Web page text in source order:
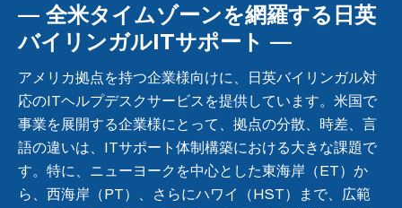
― 全米タイムゾーンを網羅する日英
バイリンガルITサポート ―
アメリカ拠点を持つ企業様向けに、日英バイリンガル対
応のITヘルプデスクサービスを提供しています。米国で
事業を展開する企業様にとって、拠点の分散、時差、言
語の違いは、ITサポート体制構築における大きな課題で
す。特に、ニューヨークを中心とした東海岸（ET）か
ら、西海岸（PT）、さらにハワイ（HST）まで、広範